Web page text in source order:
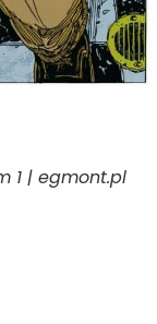
1 | egmont.pl